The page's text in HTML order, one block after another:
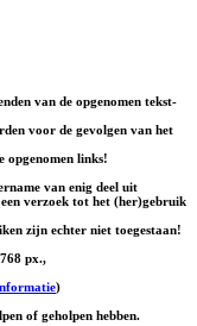
van de opgenomen tekst-
voor de gevolgen van het
opgenomen links!
van enig deel uit
verzoek tot het (her)gebruik
zijn echter niet toegestaan!
px.,
)
of geholpen hebben.